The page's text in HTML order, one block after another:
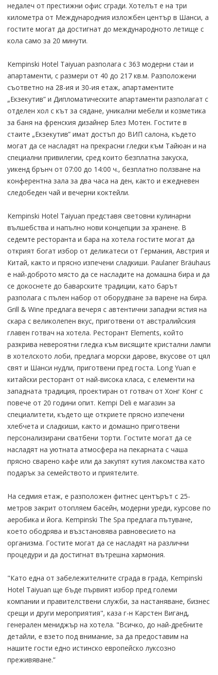
недалеч от престижни офис сгради. Хотелът е на три
километра от Международния изложбен център в Шанси, а
гостите могат да достигнат до международното летище с
кола само за 20 минути.
Kempinski Hotel Taiyuan разполага с 363 модерни стаи и
апартаменти, с размери от 40 до 217 кв.м. Разположени
съответно на 28-ия и 30-ия етаж, апартаментите
„Екзекутив” и Дипломатическите апартаменти разполагат с
отделен хол с кът за сядане, уникални мебели и козметика
за баня на френския дизайнер Блез Мотен. Гостите в
стаите „Екзекутив” имат достъп до ВИП салона, където
могат да се насладят на прекрасни гледки към Тайюан и на
специални привилегии, сред които безплатна закуска,
уикенд брънч от 07:00 до 14:00 ч., безплатно ползване на
конферентна зала за два часа на ден, както и ежедневен
следобеден чай и вечерни коктейли.
Kempinski Hotel Taiyuan представя световни кулинарни
вълшебства и напълно нови концепции за хранене. В
седемте ресторанта и бара на хотела гостите могат да
открият богат избор от деликатеси от Германия, Австрия и
Китай, както и прясно изпечени сладкиши. Paulaner Bräuhaus
е най-доброто място да се насладите на домашна бира и да
се докоснете до баварските традиции, като барът
разполага с пълен набор от оборудване за варене на бира.
Grill & Wine предлага вечеря с автентични западни ястия на
скара с великолепен вкус, приготвени от австралийския
главен готвач на хотела. Ресторант Elements, който
разкрива невероятни гледка към висящите кристални лампи
в хотелското лоби, предлага морски дарове, вкусове от цял
​​свят и Шанси нудли, приготвени пред госта. Long Yuan е
китайски ресторант от най-висока класа, с елементи на
западната традиция, проектиран от готвач от Хонг Конг с
повече от 20 години опит. Kempi Deli е магазин за
специалитети, където ще откриете прясно изпечени
хлебчета и сладкиши, както и домашно приготвени
персонализирани сватбени торти. Гостите могат да се
насладят на уютната атмосфера на пекарната с чаша
прясно сварено кафе или да закупят кутия лакомства като
подарък за семейството и приятелите.
На седмия етаж, е разположен фитнес центърът с 25-
метров закрит отопляем басейн, модерни уреди, курсове по
аеробика и йога. Kempinski The Spa предлага пътуване,
което ободрява и възстановява равновесието на
организма. Гостите могат да се насладят на различни
процедури и да достигнат вътрешна хармония.
"Като една от забележителните сграда в града, Kempinski
Hotel Taiyuan ще бъде първият избор пред големи
компании и правителствени служби, за настаняване, бизнес
срещи и други мероприятия", каза г-н Карстен Виганд,
генерален мениджър на хотела. "Всичко, до най-дребните
детайли, е взето под внимание, за да предоставим на
нашите гости едно истинско европейско луксозно
преживяване.”